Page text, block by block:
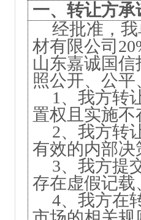
一、转让方承
经批准，
材有限公司
山东嘉诚国
照公开、公
1、我方转
置权且实施
2、我方转
有效的内部
3、我方提
存在虚假记
4、我方在